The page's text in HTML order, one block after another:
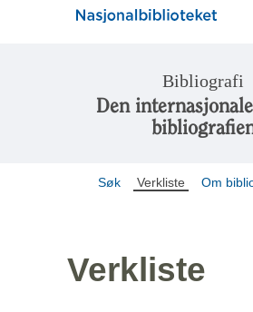
Bibliografi
Den
Søk Verkliste Om
Verkliste